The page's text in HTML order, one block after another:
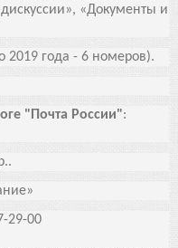
«Документы и
2019 года - 6 номеров).
"Почта России":
29-00